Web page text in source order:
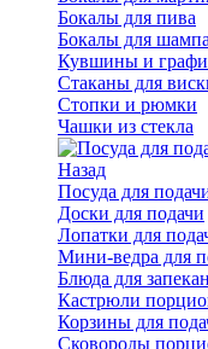
Бокалы для пива
Бокалы для
Кувшины и
Стаканы для
Стопки и рюмки
Чашки из стекла
Назад
Посуда для
Доски для подачи
Лопатки для
Мини-ведра для
Блюда для
Кастрюли
Корзины для
Сковороды